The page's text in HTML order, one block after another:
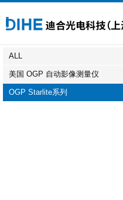
ALL
美国 OGP 自动影像测量仪
OGP Starlite系列